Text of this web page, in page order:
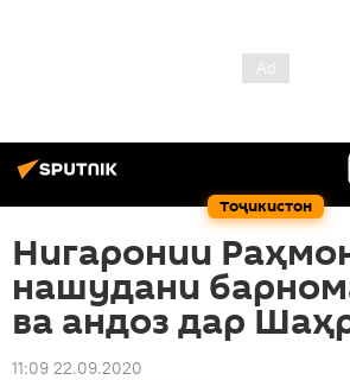
Тоҷикистон
Нигаронии
нашудани
ва андоз дар
11:09 22.09.2020